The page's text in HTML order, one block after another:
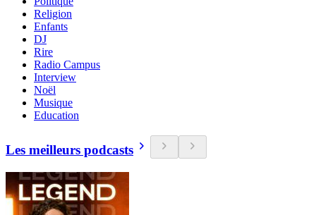
Religion
Enfants
DJ
Rire
Radio Campus
Interview
Noël
Musique
Education
Les meilleurs podcasts